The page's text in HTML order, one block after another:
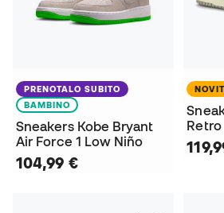
PRENOTALO SUBITO
BAMBINO
Sneakers Kobe Bryant
Air Force 1 Low Niño
104,99 €
Retro